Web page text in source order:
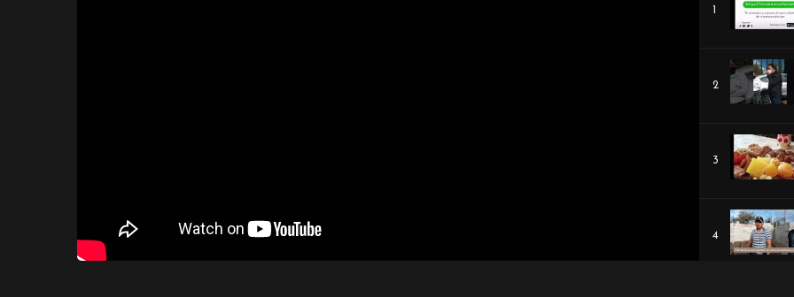
1
youtube
2
youtube
3
youtube
4